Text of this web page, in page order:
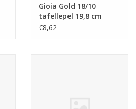
Gioia Gold 18/10
tafellepel 19,8 cm
€8,62